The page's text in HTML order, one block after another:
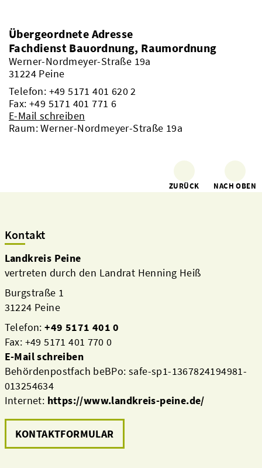
Übergeordnete Adresse
Fachdienst Bauordnung, Raumordnung
Werner-Nordmeyer-Straße 19a
31224 Peine
Telefon: +49 5171 401 620 2
Fax: +49 5171 401 771 6
E-Mail schreiben
Raum: Werner-Nordmeyer-Straße 19a
ZURÜCK NACH OBEN
Kontakt
Landkreis Peine
vertreten durch den Landrat Henning Heiß
Burgstraße 1
31224 Peine
Telefon:+49 5171 401 0
Fax: +49 5171 401 770 0
E-Mail schreiben
Behördenpostfach beBPo: safe-sp1-1367824194981-
013254634
Internet: https://www.landkreis-peine.de/
KONTAKTFORMULAR